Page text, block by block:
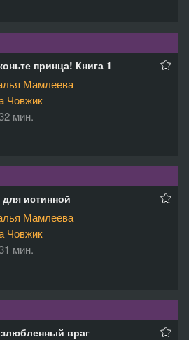
принца! Книга 1
Мамлеева
Човжик
мин.
для истинной
Мамлеева
Човжик
мин.
враг